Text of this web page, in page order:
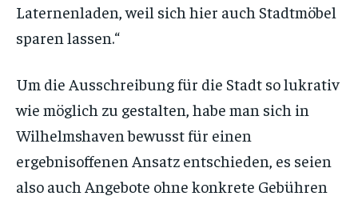
Laternenladen, weil sich hier auch Stadtmöbel
sparen lassen.“
Um die Ausschreibung für die Stadt so lukrativ
wie möglich zu gestalten, habe man sich in
Wilhelmshaven bewusst für einen
ergebnisoffenen Ansatz entschieden, es seien
also auch Angebote ohne konkrete Gebühren